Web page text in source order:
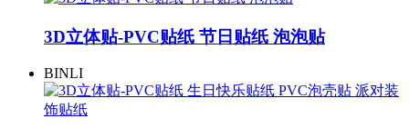
3D立体贴-PVC贴纸 节日贴纸 泡泡贴
BINLI